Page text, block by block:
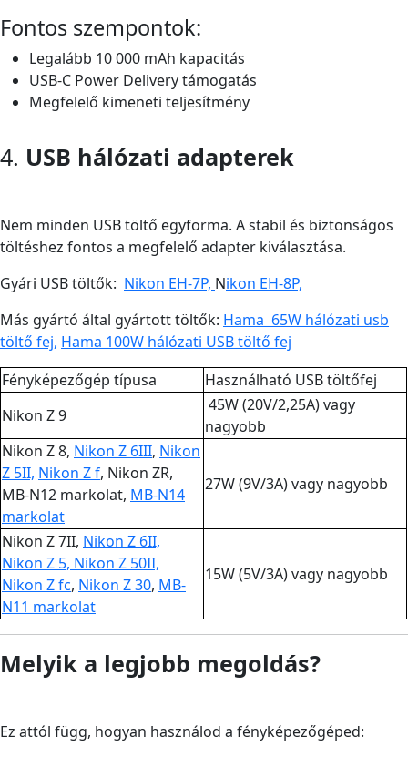
Fontos szempontok:
Legalább 10 000 mAh kapacitás
USB-C Power Delivery támogatás
Megfelelő kimeneti teljesítmény
4. USB hálózati adapterek
Nem minden USB töltő egyforma. A stabil és biztonságos
töltéshez fontos a megfelelő adapter kiválasztása.
Gyári USB töltők: Nikon EH-7P, Nikon EH-8P,
Más gyártó által gyártott töltők: Hama 65W hálózati usb
töltő fej, Hama 100W hálózati USB töltő fej
Fényképezőgép típusa
Használható USB töltőfej
Nikon Z 9
45W (20V/2,25A) vagy
nagyobb
Nikon Z 8, Nikon Z 6III, Nikon
Z 5II, Nikon Z f, Nikon ZR,
MB-N12 markolat, MB-N14
markolat
27W (9V/3A) vagy nagyobb
Nikon Z 7II, Nikon Z 6II,
Nikon Z 5, Nikon Z 50II,
Nikon Z fc, Nikon Z 30, MB-
N11 markolat
15W (5V/3A) vagy nagyobb
Melyik a legjobb megoldás?
Ez attól függ, hogyan használod a fényképezőgéped: